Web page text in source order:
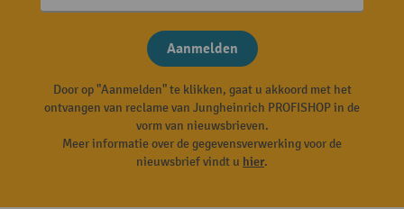
Aanmelden
Door op "Aanmelden" te klikken, gaat u akkoord met het
ontvangen van reclame van Jungheinrich PROFISHOP in de
vorm van nieuwsbrieven.
Meer informatie over de gegevensverwerking voor de
nieuwsbrief vindt u hier.